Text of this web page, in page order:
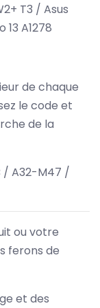
T3 / Asus
A1278
de chaque
le code et
de la
/ A32-M47 /
ou votre
ferons de
et des